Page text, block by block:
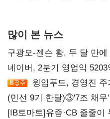
많이 본 뉴스
구광모-젠슨 황, 두 달 만
네이버, 2분기 영업익
윙입푸드, 경영진
(민선 9기 한달)③'7조 채
20년만에 '비상재정' 선언
[IB토마토]유증·CB 줄줄